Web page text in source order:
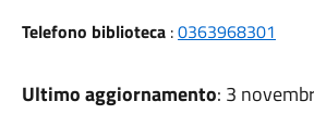
Telefono biblioteca:0363968301
Ultimo aggiornamento: 3